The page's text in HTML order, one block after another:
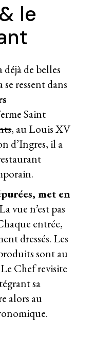
le
de belles
ressent dans
Saint
, au Louis XV
d’Ingres, il a
met en
vue n’est pas
entrée,
dressés. Les
sont au
Chef revisite
sa
alors au